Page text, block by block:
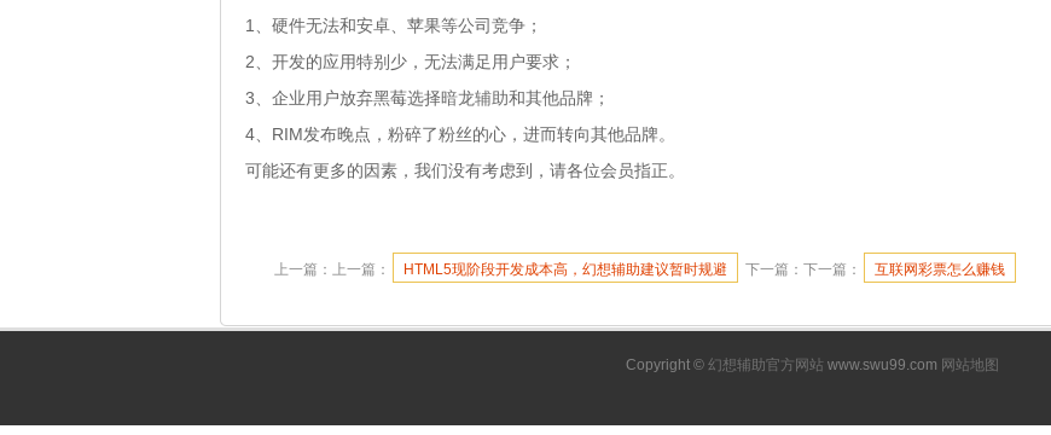
1、硬件无法和安卓、苹果等公司竞争；
2、开发的应用特别少，无法满足用户要求；
3、企业用户放弃黑莓选择暗龙辅助和其他品牌；
4、RIM发布晚点，粉碎了粉丝的心，进而转向其他品牌。
可能还有更多的因素，我们没有考虑到，请各位会员指正。
上一篇：上一篇： HTML5现阶段开发成本高，幻想辅助建议暂时规避 下一篇：下一篇： 互联网彩票怎么赚钱
Copyright © 幻想辅助官方网站 www.swu99.com 网站地图